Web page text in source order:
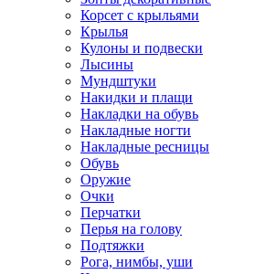
Корсет с крыльями
Крылья
Кулоны и подвески
Лысины
Мундштуки
Накидки и плащи
Накладки на обувь
Накладные ногти
Накладные ресницы
Обувь
Оружие
Очки
Перчатки
Перья на голову
Подтяжки
Рога, нимбы, уши